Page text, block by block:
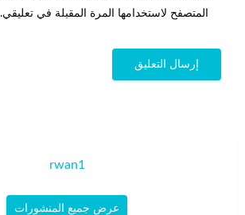
المتصفح لاستخدامها المرة المقبلة في تعليقي.
rwan1
عرض جميع المنشورات